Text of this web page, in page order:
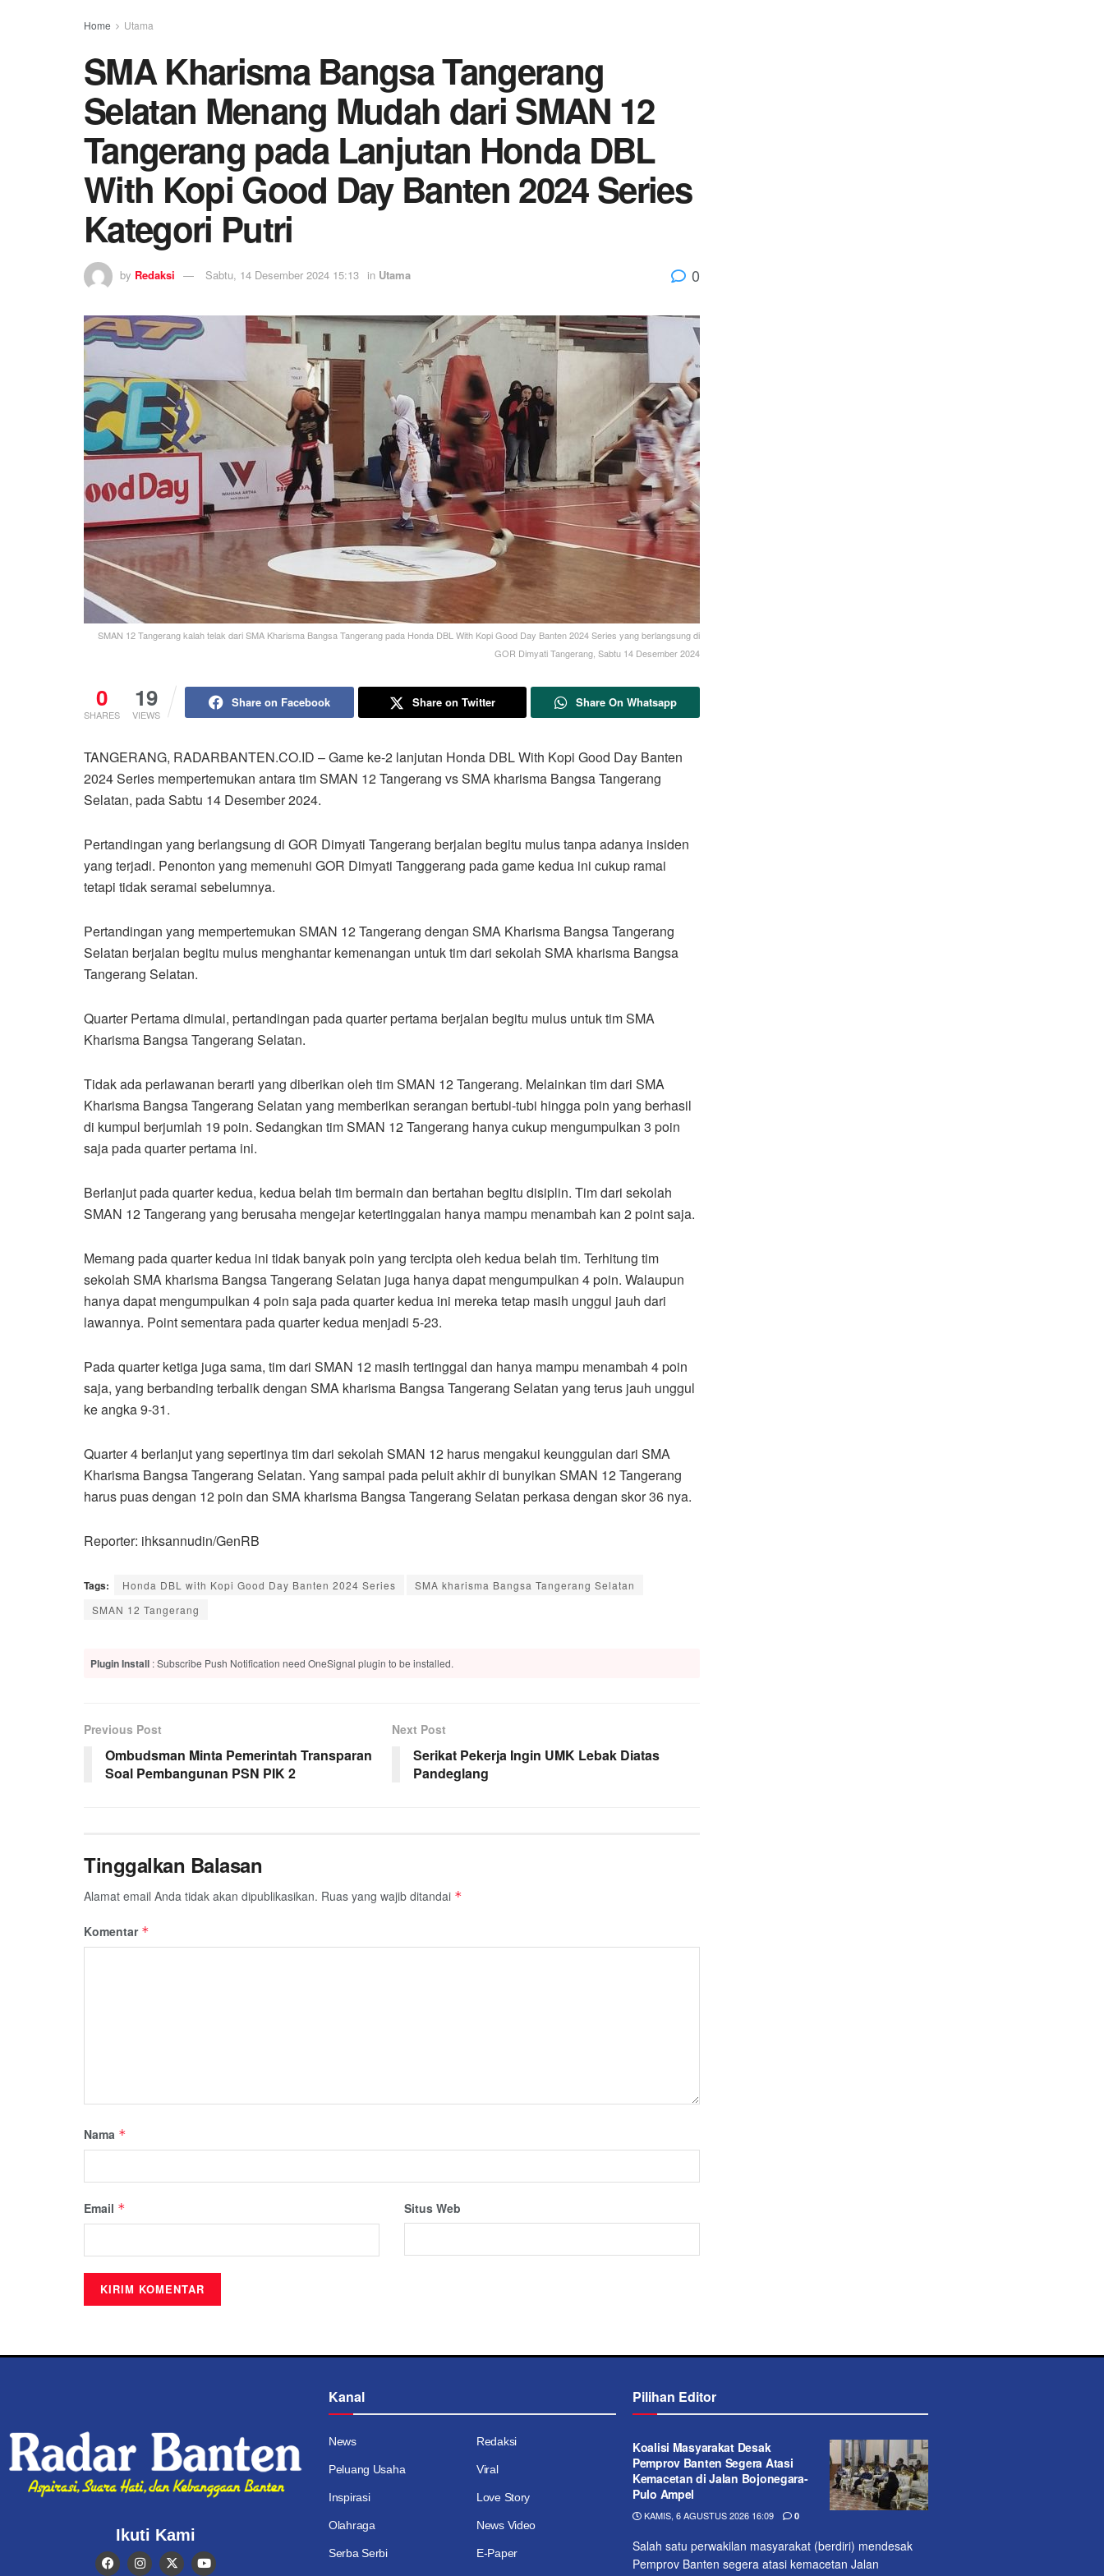
Home Utama
SMA Kharisma Bangsa Tangerang
Selatan Menang Mudah dari SMAN 12
Tangerang pada Lanjutan Honda DBL
With Kopi Good Day Banten 2024 Series
Kategori Putri
by Redaksi Sabtu, 14 Desember 2024 15:13 in Utama 0
SMAN 12 Tangerang kalah telak dari SMA Kharisma Bangsa Tangerang pada Honda DBL With Kopi Good Day Banten 2024 Series yang berlangsung di
GOR Dimyati Tangerang, Sabtu 14 Desember 2024
0
SHARES
19
VIEWS
Share on Facebook Share on Twitter Share On Whatsapp
TANGERANG, RADARBANTEN.CO.ID – Game ke-2 lanjutan Honda DBL With Kopi Good Day Banten
2024 Series mempertemukan antara tim SMAN 12 Tangerang vs SMA kharisma Bangsa Tangerang
Selatan, pada Sabtu 14 Desember 2024.
Pertandingan yang berlangsung di GOR Dimyati Tangerang berjalan begitu mulus tanpa adanya insiden
yang terjadi. Penonton yang memenuhi GOR Dimyati Tanggerang pada game kedua ini cukup ramai
tetapi tidak seramai sebelumnya.
Pertandingan yang mempertemukan SMAN 12 Tangerang dengan SMA Kharisma Bangsa Tangerang
Selatan berjalan begitu mulus menghantar kemenangan untuk tim dari sekolah SMA kharisma Bangsa
Tangerang Selatan.
Quarter Pertama dimulai, pertandingan pada quarter pertama berjalan begitu mulus untuk tim SMA
Kharisma Bangsa Tangerang Selatan.
Tidak ada perlawanan berarti yang diberikan oleh tim SMAN 12 Tangerang. Melainkan tim dari SMA
Kharisma Bangsa Tangerang Selatan yang memberikan serangan bertubi-tubi hingga poin yang berhasil
di kumpul berjumlah 19 poin. Sedangkan tim SMAN 12 Tangerang hanya cukup mengumpulkan 3 poin
saja pada quarter pertama ini.
Berlanjut pada quarter kedua, kedua belah tim bermain dan bertahan begitu disiplin. Tim dari sekolah
SMAN 12 Tangerang yang berusaha mengejar ketertinggalan hanya mampu menambah kan 2 point saja.
Memang pada quarter kedua ini tidak banyak poin yang tercipta oleh kedua belah tim. Terhitung tim
sekolah SMA kharisma Bangsa Tangerang Selatan juga hanya dapat mengumpulkan 4 poin. Walaupun
hanya dapat mengumpulkan 4 poin saja pada quarter kedua ini mereka tetap masih unggul jauh dari
lawannya. Point sementara pada quarter kedua menjadi 5-23.
Pada quarter ketiga juga sama, tim dari SMAN 12 masih tertinggal dan hanya mampu menambah 4 poin
saja, yang berbanding terbalik dengan SMA kharisma Bangsa Tangerang Selatan yang terus jauh unggul
ke angka 9-31.
Quarter 4 berlanjut yang sepertinya tim dari sekolah SMAN 12 harus mengakui keunggulan dari SMA
Kharisma Bangsa Tangerang Selatan. Yang sampai pada peluit akhir di bunyikan SMAN 12 Tangerang
harus puas dengan 12 poin dan SMA kharisma Bangsa Tangerang Selatan perkasa dengan skor 36 nya.
Reporter: ihksannudin/GenRB
Tags: Honda DBL with Kopi Good Day Banten 2024 Series
SMA kharisma Bangsa Tangerang Selatan
SMAN 12 Tangerang
Plugin Install : Subscribe Push Notification need OneSignal plugin to be installed.
Previous Post
Ombudsman Minta Pemerintah Transparan
Soal Pembangunan PSN PIK 2
Next Post
Serikat Pekerja Ingin UMK Lebak Diatas
Pandeglang
Tinggalkan Balasan
Alamat email Anda tidak akan dipublikasikan. Ruas yang wajib ditandai *
Komentar *
Nama *
Email * Situs Web
Ikuti Kami
Kanal
News Redaksi
Peluang Usaha Viral
Inspirasi Love Story
Olahraga News Video
Serba Serbi E-Paper
Pilihan Editor
Koalisi Masyarakat Desak
Pemprov Banten Segera Atasi
Kemacetan di Jalan Bojonegara-
Pulo Ampel
KAMIS, 6 AGUSTUS 2026 16:09 0
Salah satu perwakilan masyarakat (berdiri) mendesak
Pemprov Banten segera atasi kemacetan Jalan